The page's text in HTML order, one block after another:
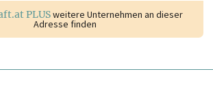
PLUSweitere Unternehmen an dieser
Adresse finden